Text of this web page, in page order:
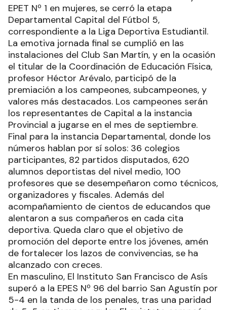
EPET Nº 1 en mujeres, se cerró la etapa
Departamental Capital del Fútbol 5,
correspondiente a la Liga Deportiva Estudiantil.
La emotiva jornada final se cumplió en las
instalaciones del Club San Martín, y en la ocasión
el titular de la Coordinación de Educación Física,
profesor Héctor Arévalo, participó de la
premiación a los campeones, subcampeones, y
valores más destacados. Los campeones serán
los representantes de Capital a la instancia
Provincial a jugarse en el mes de septiembre.
Final para la instancia Departamental, donde los
números hablan por sí solos: 36 colegios
participantes, 82 partidos disputados, 620
alumnos deportistas del nivel medio, 100
profesores que se desempeñaron como técnicos,
organizadores y fiscales. Además del
acompañamiento de cientos de educandos que
alentaron a sus compañeros en cada cita
deportiva. Queda claro que el objetivo de
promoción del deporte entre los jóvenes, amén
de fortalecer los lazos de convivencias, se ha
alcanzado con creces.
En masculino, El Instituto San Francisco de Asís
superó a la EPES Nº 96 del barrio San Agustín por
5-4 en la tanda de los penales, tras una paridad